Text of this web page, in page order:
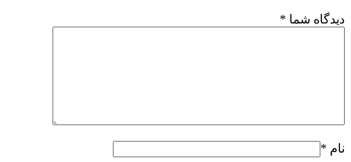
دیدگاه شما *
نام *